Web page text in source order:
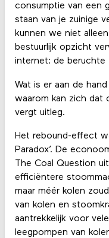
consumptie van een
staan van je zuinige
kunnen we niet
bestuurlijk opzicht
internet: de beruchte
Wat is er aan de
waarom kan zich dat
vergt uitleg.
Het rebound-effect
Paradox’. De
The Coal Question
efficiëntere
maar méér kolen
van kolen en
aantrekkelijk voor
leegpompen van